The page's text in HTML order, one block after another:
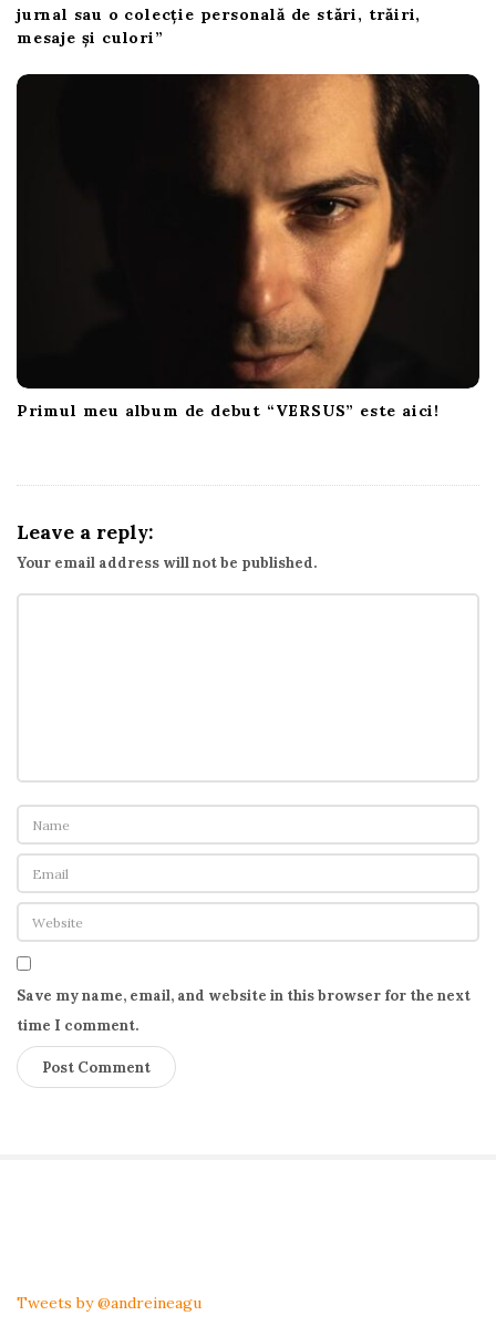
jurnal sau o colecție personală de stări, trăiri,
mesaje și culori”
Primul meu album de debut “VERSUS” este aici!
Leave a reply:
Your email address will not be published.
Save my name, email, and website in this browser for the next
time I comment.
Tweets by @andreineagu